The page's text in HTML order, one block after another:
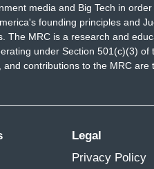
media and Big Tech in
founding principles and
The MRC is a research and
under Section 501(c)(3) of
and contributions to the MRC are
Legal
Privacy Policy